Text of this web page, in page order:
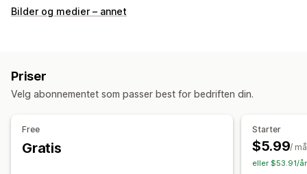
Gallerityper
Tilpasning
Dra-og-slipp-redigeringsverktøy
SEO
Bildezoom
Bilder og medier – annet
Priser
Velg abonnementet som passer best for bedriften din.
Free
Gratis
Starter
$5.99/
eller $53.91/